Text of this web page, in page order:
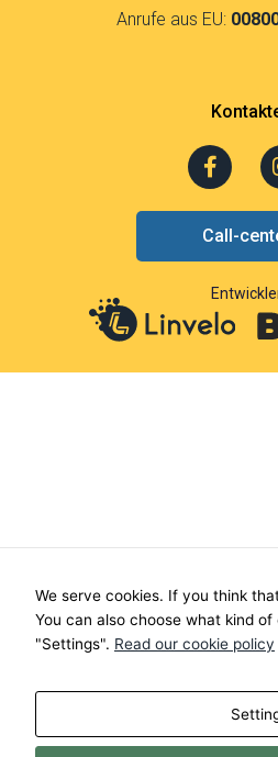
Anrufe aus EU:
F
a
b
o
o
k
-
Call-
We serve cookies. If you think
You can also choose what kind
"Settings". Read our cookie policy